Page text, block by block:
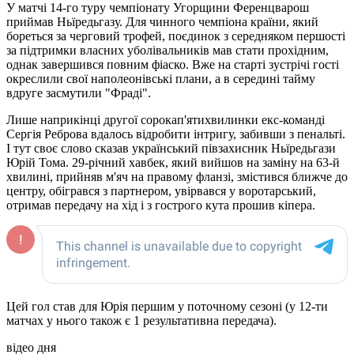
У матчі 14-го туру чемпіонату Угорщини Ференцварош
приймав Ньїредьгазу. Для чинного чемпіона країни, який
бореться за черговий трофей, поєдинок з середняком першості
за підтримки власних уболівальників мав стати прохідним,
однак завершився повним фіаско. Вже на старті зустрічі гості
окреслили свої наполеонівські плани, а в середині тайму
вдруге засмутили "Фраді".
Лише наприкінці другої сорокап'ятихвилинки екс-команді
Сергія Реброва вдалось відробити інтригу, забивши з пенальті.
І тут своє слово сказав український півзахисник Ньїредьгази
Юрій Тома. 29-річний хавбек, який вийшов на заміну на 63-й
хвилині, прийняв м'яч на правому фланзі, змістився ближче до
центру, обігрався з партнером, увірвався у воротарський,
отримав передачу на хід і з гострого кута прошив кіпера.
Цей гол став для Юрія першим у поточному сезоні (у 12-ти
матчах у нього також є 1 результативна передача).
відео дня